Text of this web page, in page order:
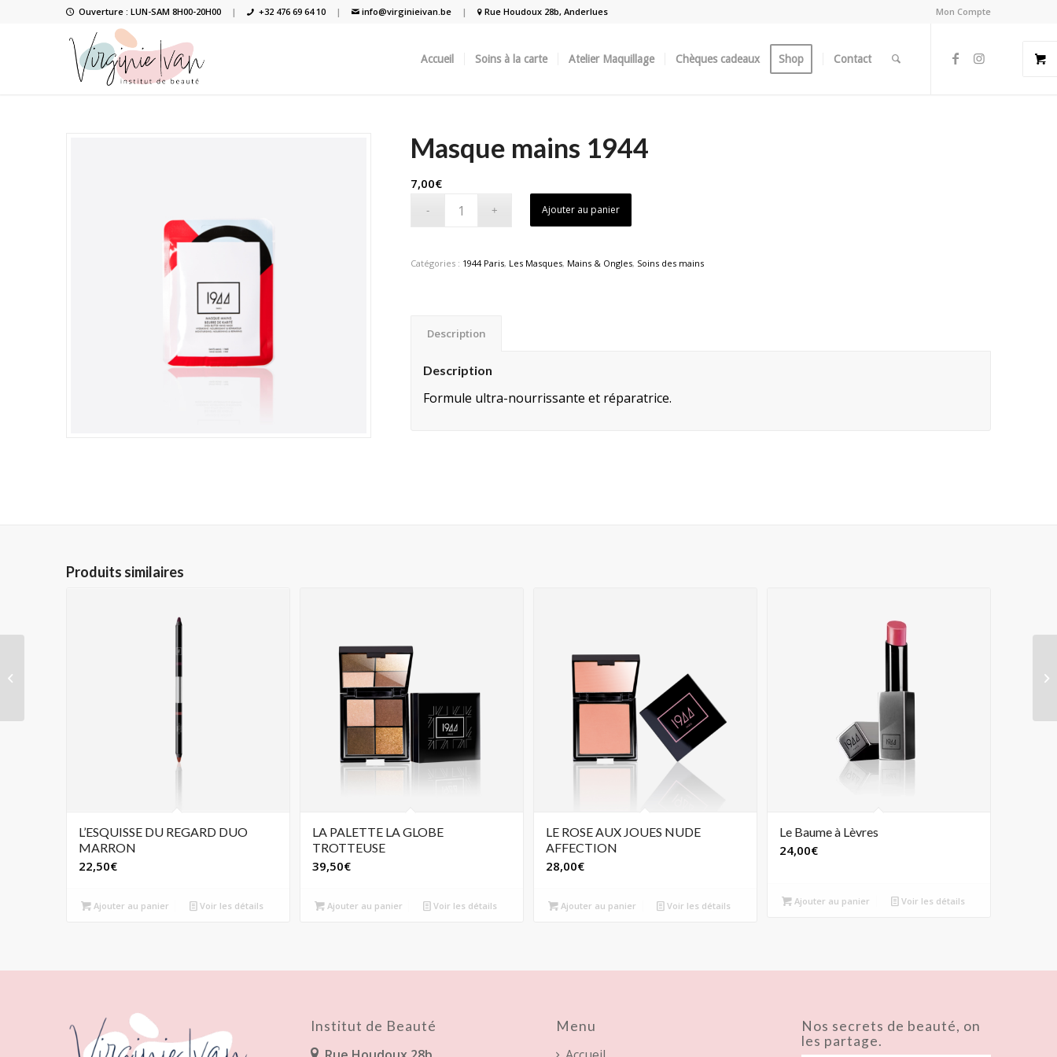
Mon Compte
Ouverture : LUN-SAM 8H00-20H00 | +32 476 69 64 10 | info@virginieivan.be | Rue Houdoux 28b, Anderlues
Accueil Soins à la carte Atelier Maquillage Chèques cadeaux Shop Contact
Masque mains 1944
7,00€
Ajouter au panier
Catégories : 1944 Paris, Les Masques, Mains & Ongles, Soins des mains
Description
Description
Formule ultra-nourrissante et réparatrice.
Produits similaires
L’ESQUISSE DU REGARD DUO
MARRON
22,50€
Ajouter au panier Voir les détails
LA PALETTE LA GLOBE
TROTTEUSE
39,50€
Ajouter au panier Voir les détails
LE ROSE AUX JOUES NUDE
AFFECTION
28,00€
Ajouter au panier Voir les détails
Le Baume à Lèvres
24,00€
Ajouter au panier Voir les détails
Institut de Beauté Menu
Nos secrets de beauté, on
les partage.